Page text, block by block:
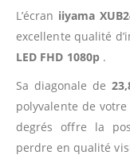
L’écran iiyama
excellente qualité
LED FHD 1080p.
Sa diagonale de
polyvalente de
degrés offre la
perdre en qualité